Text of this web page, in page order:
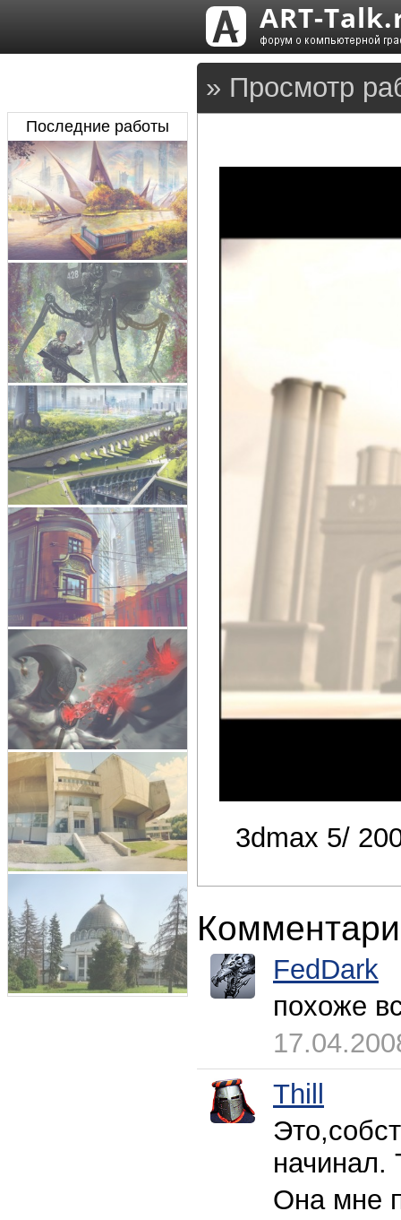
» Просмотр
3dmax 5/
FedDark
похоже
Thill
начинал.
Она мне
Последние работы